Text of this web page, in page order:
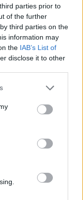
parties prior to
of the further
third parties on the
information may
the IAB’s List of
disclose it to other
Orvosmeteorológia
Páratartalom
Hójelentés
Légnyomás